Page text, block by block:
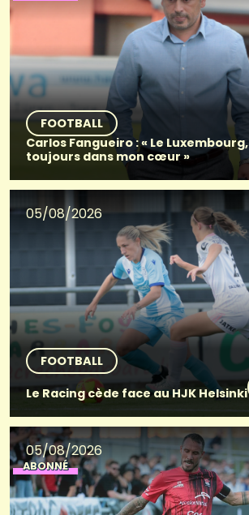
FOOTBALL
Carlos Fangueiro : « Le Luxembourg,
toujours dans mon cœur »
05/08/2026
FOOTBALL
Le Racing cède face au HJK Helsinki
05/08/2026
ABONNÉ